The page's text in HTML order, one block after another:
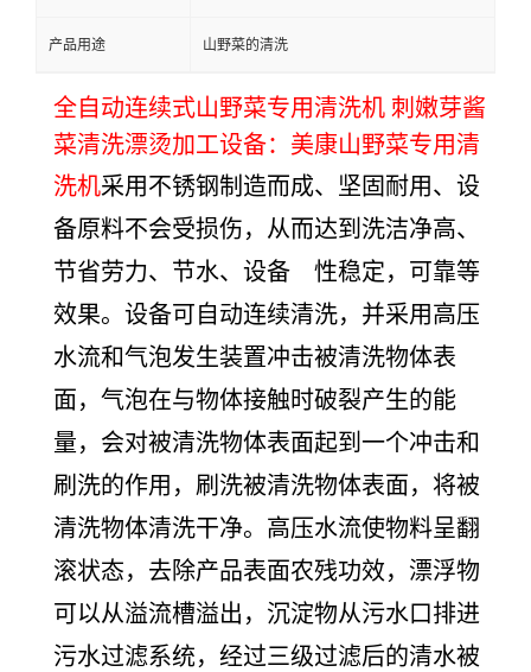
产品用途 山野菜的清洗
全自动连续式山野菜专用清洗机 刺嫩芽酱
菜清洗漂烫加工设备：美康山野菜专用清
洗机采用不锈钢制造而成、坚固耐用、设
备原料不会受损伤，从而达到洗洁净高、
节省劳力、节水、设备　性稳定，可靠等
效果。设备可自动连续清洗，并采用高压
水流和气泡发生装置冲击被清洗物体表
面，气泡在与物体接触时破裂产生的能
量，会对被清洗物体表面起到一个冲击和
刷洗的作用，刷洗被清洗物体表面，将被
清洗物体清洗干净。高压水流使物料呈翻
滚状态，去除产品表面农残功效，漂浮物
可以从溢流槽溢出，沉淀物从污水口排进
污水过滤系统，经过三级过滤后的清水被